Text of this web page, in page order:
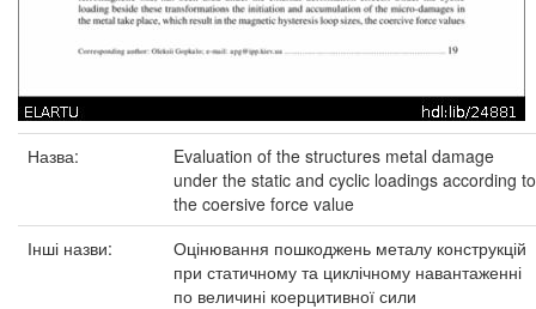
Назва:
Evaluation of the structures metal damage
under the static and cyclic loadings according to
the coersive force value
Інші назви:
Оцінювання пошкоджень металу конструкцій
при статичному та циклічному навантаженні
по величині коерцитивної сили